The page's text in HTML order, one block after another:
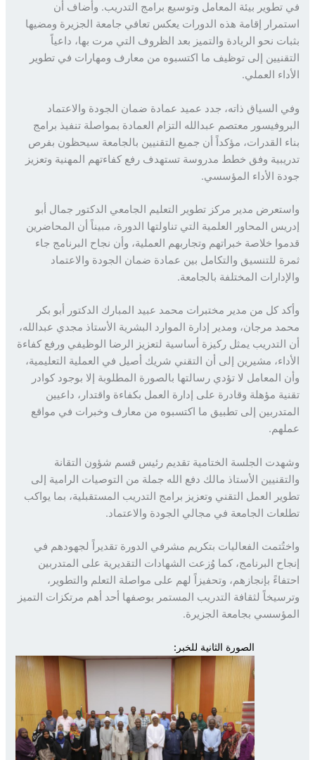
بيئة المعامل وتوسيع برامج التدريب. وأضاف أن
إقامة هذه الدورات يعكس تعافي جامعة الجزيرة ومضيها
نحو الريادة والتميز بعد الظروف التي مرت بها، داعياً
إلى توظيف ما اكتسبوه من معارف ومهارات في تطوير
العملي.
السياق ذاته، جدد عميد عمادة ضمان الجودة والاعتماد
معتصم عبدالله التزام العمادة بمواصلة تنفيذ برامج
القدرات، مؤكداً أن جميع التقنيين بالجامعة سيحظون بفرص
وفق خطط مدروسة تستهدف رفع كفاءتهم المهنية وتعزيز
الأداء المؤسسي.
مدير مركز تطوير التعليم الجامعي الدكتور جمال أبو
المحاور العلمية التي تناولتها الدورة، مبيناً أن المحاضرين
خلاصة خبراتهم وتجاربهم العملية، وأن نجاح البرنامج جاء
للتنسيق والتكامل بين عمادة ضمان الجودة والاعتماد
المختلفة بالجامعة.
كل من مدير مختبرات محمد عبيد المبارك الدكتور أبو بكر
مرجان، ومدير إدارة الموارد البشرية الأستاذ مجدي عبدالله،
يمثل ركيزة أساسية لتعزيز الرضا الوظيفي ورفع كفاءة
مشيرين إلى أن التقني شريك أصيل في العملية التعليمية،
المعامل لا تؤدي رسالتها بالصورة المطلوبة إلا بوجود كوادر
مؤهلة وقادرة على إدارة العمل بكفاءة واقتدار، داعيين
إلى تطبيق ما اكتسبوه من معارف وخبرات في مواقع
الجلسة الختامية تقديم رئيس قسم شؤون التقانة
الأستاذ مالك دفع الله جملة من التوصيات الرامية إلى
العمل التقني وتعزيز برامج التدريب المستقبلية، بما يواكب
الجامعة في مجالي الجودة والاعتماد.
الفعاليات بتكريم مشرفي الدورة تقديراً لجهودهم في
البرنامج، كما وُزعت الشهادات التقديرية على المتدربين
بإنجازهم، وتحفيزاً لهم على مواصلة التعلم والتطوير،
لثقافة التدريب المستمر بوصفها أحد أهم مرتكزات التميز
بجامعة الجزيرة.
الصورة الثانية للخبر: